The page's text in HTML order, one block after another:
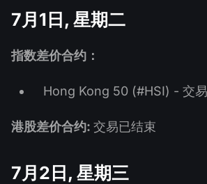
7月1日, 星期二
指数差价合约：
Hong Kong 50 (#HSI) - 交
港股差价合约: 交易已结束
7月2日, 星期三